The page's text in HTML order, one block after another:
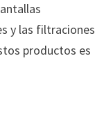
y las filtraciones
productos es